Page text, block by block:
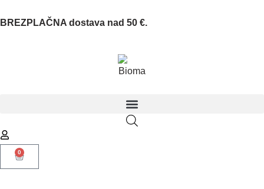
BREZPLAČNA dostava nad 50 €.
0